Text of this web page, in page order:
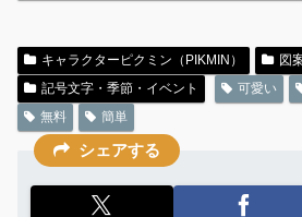
キャラクターピクミン（PIKMIN）
図
記号文字・季節・イベント
可愛い
無料
簡単
シェアする